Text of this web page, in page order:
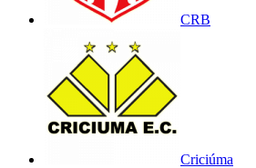
CRB
Criciúma